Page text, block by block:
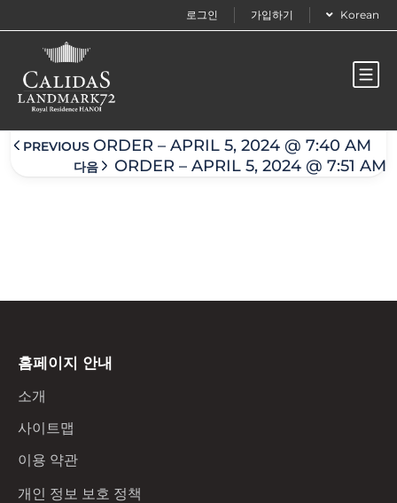
로그인 가입하기 Korean
Order – April 5, 2024 @ 7:41 am
PREVIOUS ORDER – APRIL 5, 2024 @ 7:40 AM
다음 ORDER – APRIL 5, 2024 @ 7:51 AM
홈페이지 안내
소개
사이트맵
이용 약관
개인 정보 보호 정책